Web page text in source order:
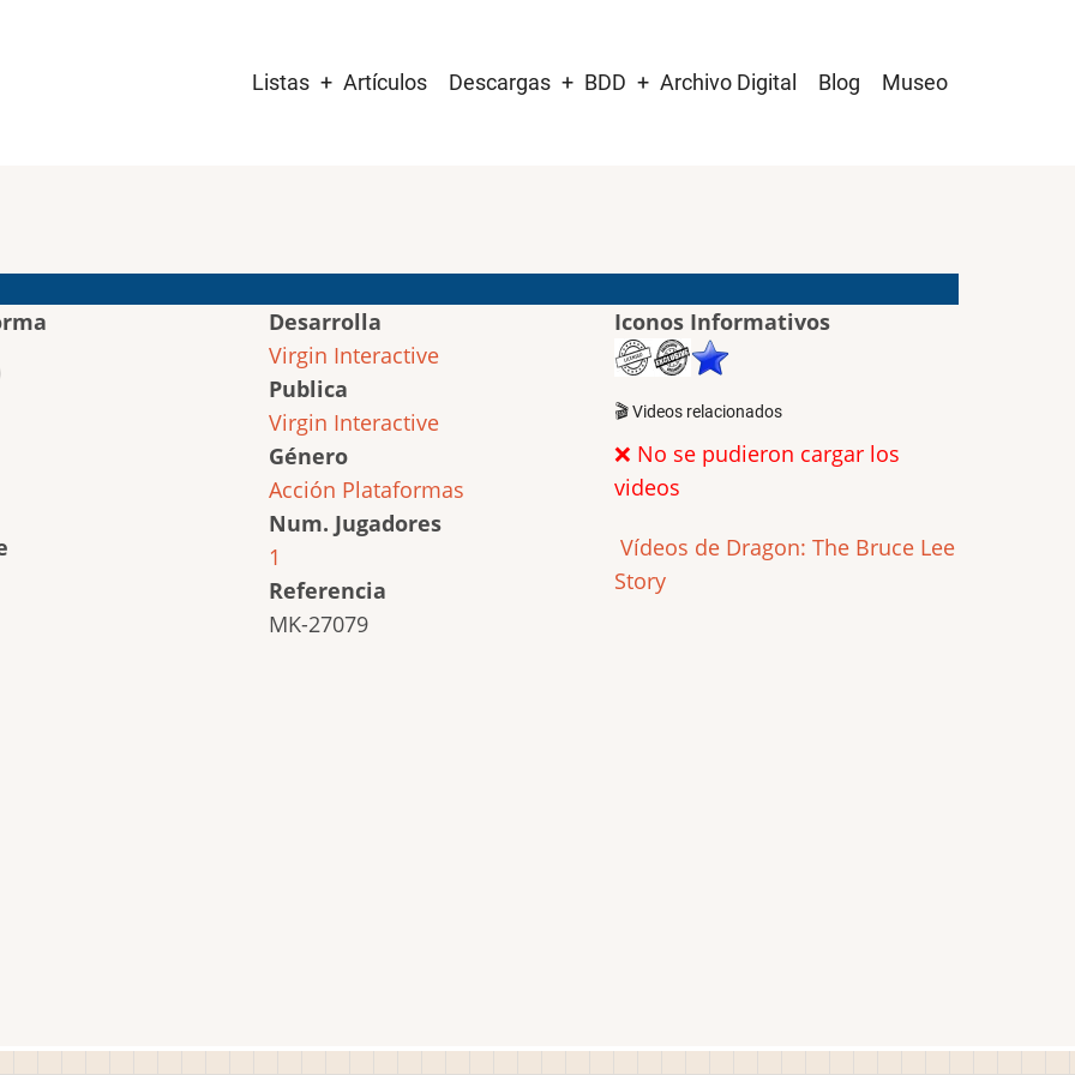
navigation
Listas Artículos Descargas BDD Archivo Digital Blog Museo
Desarrolla
Virgin Interactive
Publica
Virgin Interactive
Género
Acción Plataformas
Num. Jugadores
1
Referencia
MK-27079
Iconos Informativos
🎬 Videos relacionados
❌ No se pudieron cargar los
videos
Vídeos de Dragon: The Bruce Lee
Story